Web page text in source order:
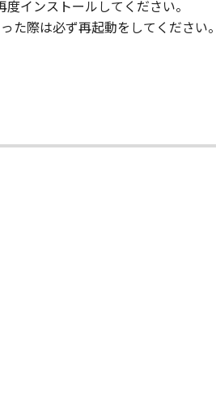
りキヤノンまたはキヤノンのラ
れます。キヤノン、キヤノンの
、「本ソフトウェア」に関して、
切しないものとします。
ヤノンの関連会社、それらの販
（逸失利益およびその他の派生
インストールしてください。
た際は必ず再起動をしてくださ